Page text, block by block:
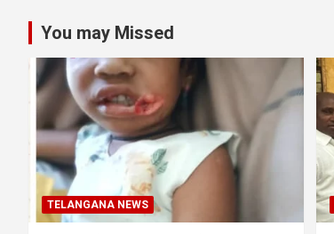
You may Missed
TELANGANA NEWS